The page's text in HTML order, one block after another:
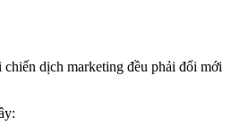
dịch marketing đều phải đổi mới